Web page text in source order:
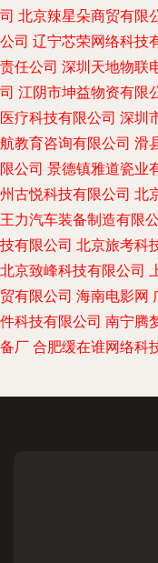
司 北京辣星朵商贸有限
公司 辽宁芯荣网络科技
责任公司 深圳天地物联
司 江阴市坤益物资有限
医疗科技有限公司 深圳
航教育咨询有限公司 滑
限公司 景德镇雅道瓷业
州古悦科技有限公司 北
王力汽车装备制造有限
技有限公司 北京旅考科
北京致峰科技有限公司
贸有限公司 海南电影网
件科技有限公司 南宁腾
备厂 合肥缓在谁网络科